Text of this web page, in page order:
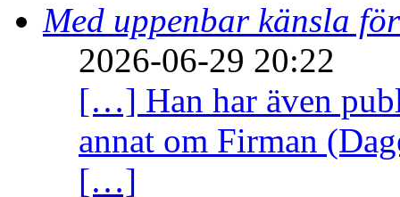
Med uppenbar känsla
2026-06-29 20:22
[…] Han har även
annat om Firman
[…]